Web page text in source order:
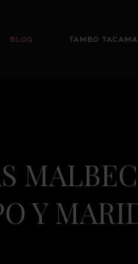
BLOG TAMBO TACAMA
Y